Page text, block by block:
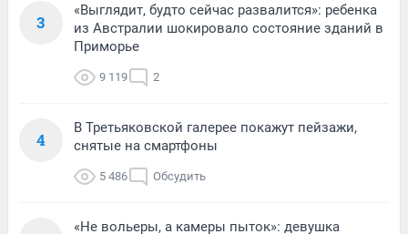
3
«Выглядит, будто сейчас развалится»: ребенка
из Австралии шокировало состояние зданий в
Приморье
9 119 2
4
В Третьяковской галерее покажут пейзажи,
снятые на смартфоны
5 486 Обсудить
«Не вольеры, а камеры пыток»: девушка